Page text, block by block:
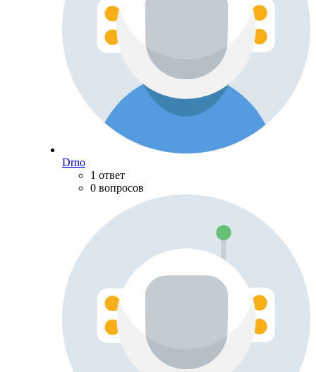
Drno
1 ответ
0 вопросов